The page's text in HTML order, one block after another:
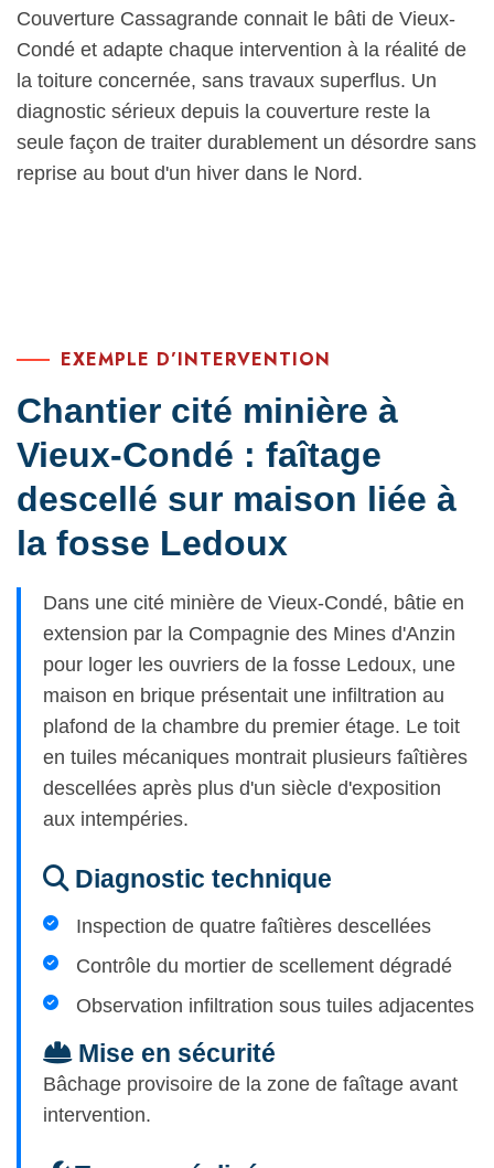
Couverture Cassagrande connait le bâti de Vieux-
Condé et adapte chaque intervention à la réalité de
la toiture concernée, sans travaux superflus. Un
diagnostic sérieux depuis la couverture reste la
seule façon de traiter durablement un désordre sans
reprise au bout d'un hiver dans le Nord.
EXEMPLE D’INTERVENTION
Chantier cité minière à
Vieux-Condé : faîtage
descellé sur maison liée à
la fosse Ledoux
Dans une cité minière de Vieux-Condé, bâtie en
extension par la Compagnie des Mines d'Anzin
pour loger les ouvriers de la fosse Ledoux, une
maison en brique présentait une infiltration au
plafond de la chambre du premier étage. Le toit
en tuiles mécaniques montrait plusieurs faîtières
descellées après plus d'un siècle d'exposition
aux intempéries.
Diagnostic technique
Inspection de quatre faîtières descellées
Contrôle du mortier de scellement dégradé
Observation infiltration sous tuiles adjacentes
Mise en sécurité
Bâchage provisoire de la zone de faîtage avant
intervention.